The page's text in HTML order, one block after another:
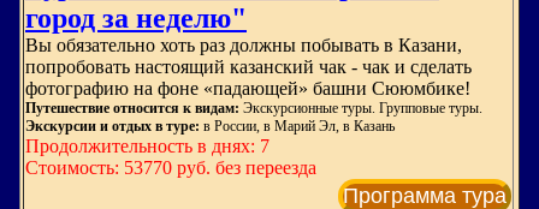
город за неделю"
Вы обязательно хоть раз должны побывать в Казани,
попробовать настоящий казанский чак - чак и сделать
фотографию на фоне «падающей» башни Сююмбике!
Путешествие относится к видам: Экскурсионные туры. Групповые туры.
Экскурсии и отдых в туре: в России, в Марий Эл, в Казань
Продолжительность в днях: 7
Стоимость: 53770 руб. без переезда
Программа тура